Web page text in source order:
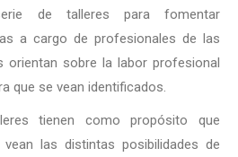
de talleres para fomentar
a cargo de profesionales de las
orientan sobre la labor profesional
que se vean identificados.
tienen como propósito que
las distintas posibilidades de